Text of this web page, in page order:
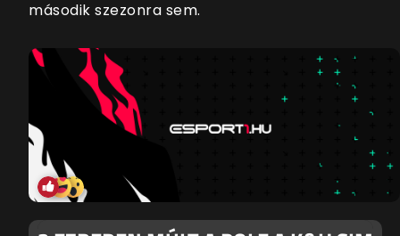
második szezonra sem.